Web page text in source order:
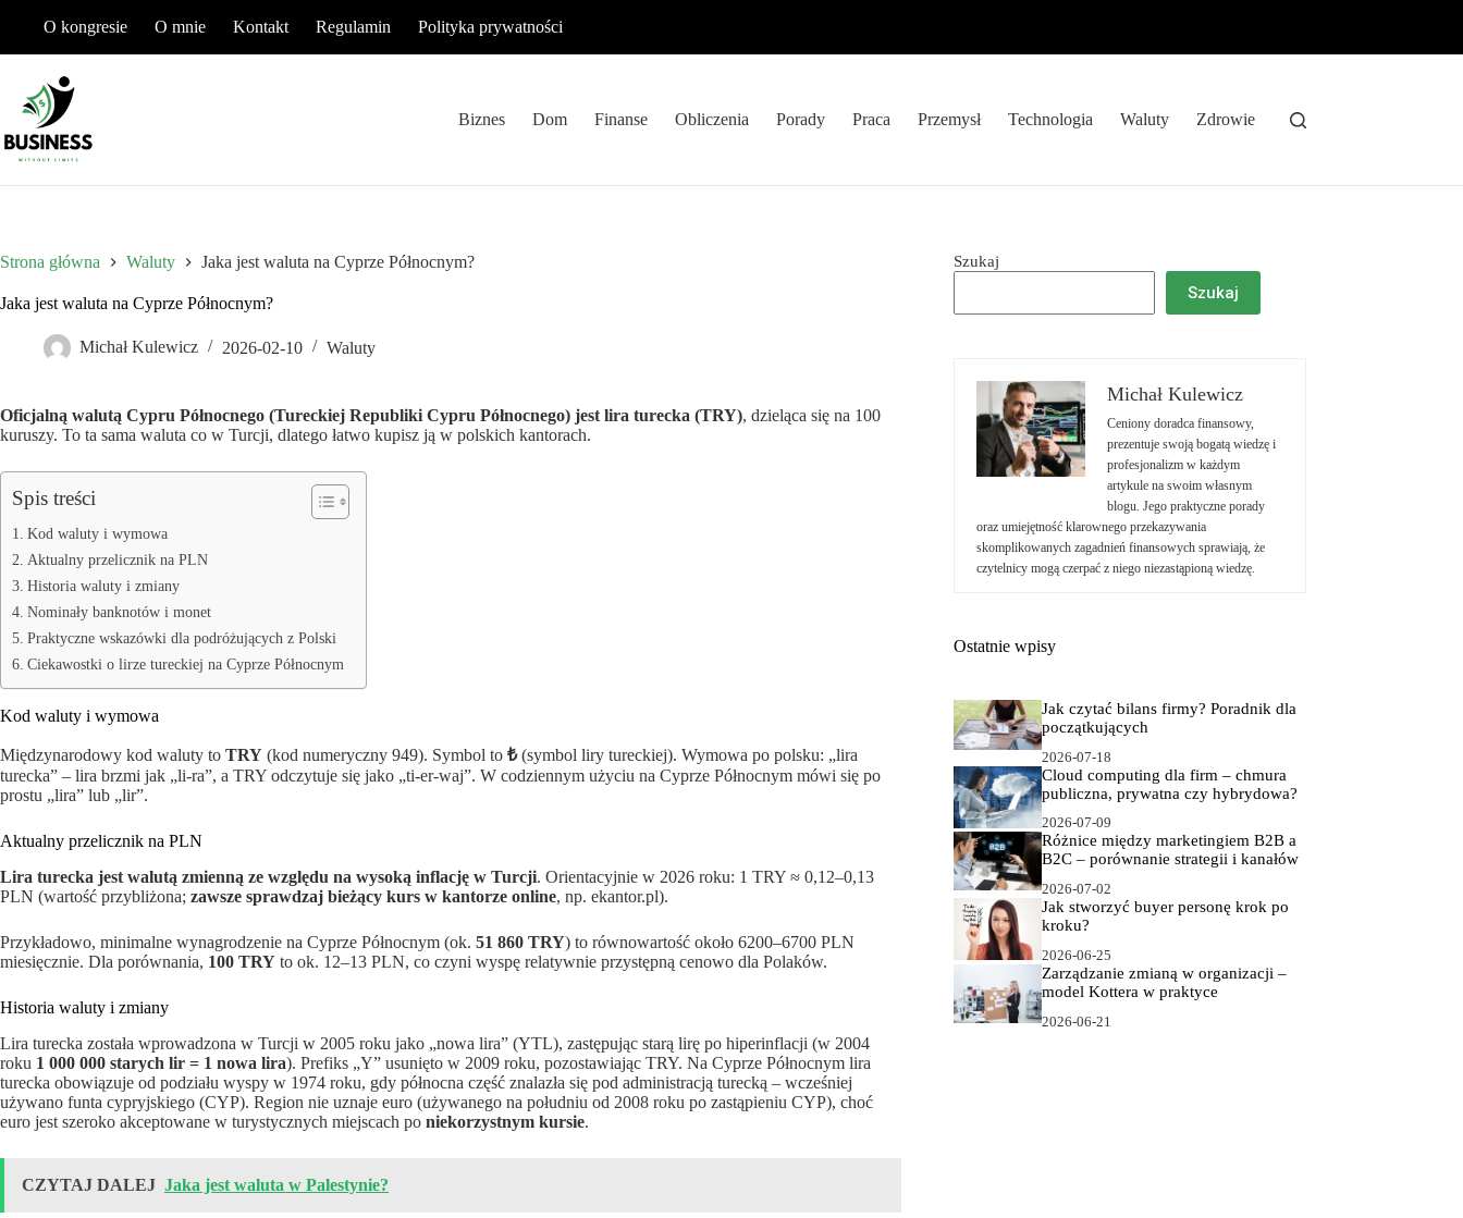
O kongresie O mnie Kontakt Regulamin Polityka prywatności
Biznes Dom Finanse Obliczenia Porady Praca Przemysł Technologia Waluty Zdrowie
Strona główna Waluty Jaka jest waluta na Cyprze Północnym?
Jaka jest waluta na Cyprze Północnym?
Michał Kulewicz 2026-02-10 Waluty
Oficjalną walutą Cypru Północnego (Tureckiej Republiki Cypru Północnego) jest lira turecka (TRY), dzieląca się na 100
kuruszy. To ta sama waluta co w Turcji, dlatego łatwo kupisz ją w polskich kantorach.
Spis treści
Kod waluty i wymowa
Aktualny przelicznik na PLN
Historia waluty i zmiany
Nominały banknotów i monet
Praktyczne wskazówki dla podróżujących z Polski
Ciekawostki o lirze tureckiej na Cyprze Północnym
Kod waluty i wymowa
Międzynarodowy kod waluty to TRY (kod numeryczny 949). Symbol to ₺(symbol liry tureckiej). Wymowa po polsku: „lira
turecka” – lira brzmi jak „li-ra”, a TRY odczytuje się jako „ti-er-waj”. W codziennym użyciu na Cyprze Północnym mówi się po
prostu „lira” lub „lir”.
Aktualny przelicznik na PLN
Lira turecka jest walutą zmienną ze względu na wysoką inflację w Turcji. Orientacyjnie w 2026 roku: 1 TRY ≈ 0,12–0,13
PLN (wartość przybliżona; zawsze sprawdzaj bieżący kurs w kantorze online, np. ekantor.pl).
Przykładowo, minimalne wynagrodzenie na Cyprze Północnym (ok. 51 860 TRY) to równowartość około 6200–6700 PLN
miesięcznie. Dla porównania, 100 TRY to ok. 12–13 PLN, co czyni wyspę relatywnie przystępną cenowo dla Polaków.
Historia waluty i zmiany
Lira turecka została wprowadzona w Turcji w 2005 roku jako „nowa lira” (YTL), zastępując starą lirę po hiperinflacji (w 2004
roku 1 000 000 starych lir = 1 nowa lira). Prefiks „Y” usunięto w 2009 roku, pozostawiając TRY. Na Cyprze Północnym lira
turecka obowiązuje od podziału wyspy w 1974 roku, gdy północna część znalazła się pod administracją turecką – wcześniej
używano funta cypryjskiego (CYP). Region nie uznaje euro (używanego na południu od 2008 roku po zastąpieniu CYP), choć
euro jest szeroko akceptowane w turystycznych miejscach po niekorzystnym kursie.
CZYTAJ DALEJ Jaka jest waluta w Palestynie?
Szukaj
Szukaj
Michał Kulewicz
Ceniony doradca finansowy,
prezentuje swoją bogatą wiedzę i
profesjonalizm w każdym
artykule na swoim własnym
blogu. Jego praktyczne porady
oraz umiejętność klarownego przekazywania
skomplikowanych zagadnień finansowych sprawiają, że
czytelnicy mogą czerpać z niego niezastąpioną wiedzę.
Ostatnie wpisy
Jak czytać bilans firmy? Poradnik dla
początkujących
2026-07-18
Cloud computing dla firm – chmura
publiczna, prywatna czy hybrydowa?
2026-07-09
Różnice między marketingiem B2B a
B2C – porównanie strategii i kanałów
2026-07-02
Jak stworzyć buyer personę krok po
kroku?
2026-06-25
Zarządzanie zmianą w organizacji –
model Kottera w praktyce
2026-06-21